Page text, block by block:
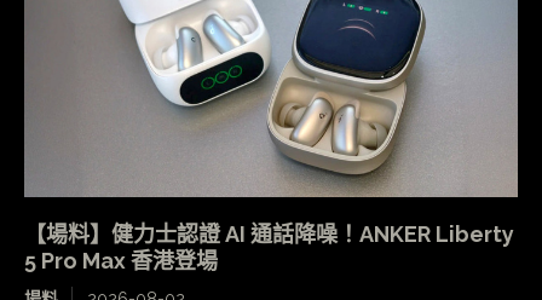
【場料】健力士認證 AI 通話降噪！ANKER Liberty
5 Pro Max 香港登場